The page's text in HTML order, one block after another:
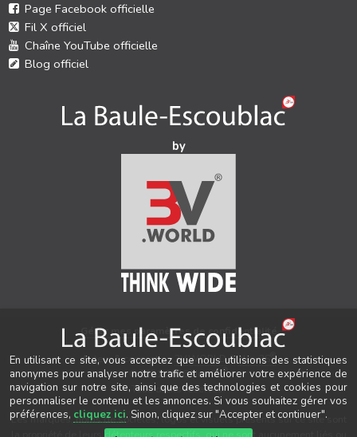
Page Facebook officielle
Fil X officiel
Chaîne YouTube officielle
Blog officiel
by
Gérer mes paramètres de confidentialité
Auteur & conception 3V.WORLD&New3S ®
© 2021-2026 New3S®
Tous droits réservés.
Les marques, noms de sociétés, logos et visuels présents sur ce site sont
la propriété de leurs détenteurs respectifs, qui ne sont aucunement liés ou
En utilisant ce site, vous acceptez que nous utilisions des statistiques
anonymes pour analyser notre trafic et améliorer votre expérience de
navigation sur notre site, ainsi que des technologies et cookies pour
personnaliser le contenu et les annonces. Si vous souhaitez gérer vos
préférences, cliquez ici. Sinon, cliquez sur "Accepter et continuer".